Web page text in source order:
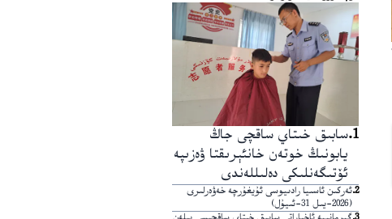
1
.سابىق خىتاي ساقچى جاڭ
يابونىڭ خوتەن خانئېرىقتا ۋەزىپە
ئۆتىگەنلىكى دەلىللەندى
2
.ئەركىن ئاسىيا رادىيوسى ئۇيغۇرچە خەۋەرلىرى
(2026-يىل 31-ئىيۇل)